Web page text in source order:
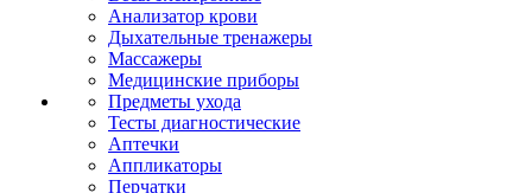
Анализатор крови
Дыхательные тренажеры
Массажеры
Медицинские приборы
Предметы ухода
Тесты диагностические
Аптечки
Аппликаторы
Перчатки